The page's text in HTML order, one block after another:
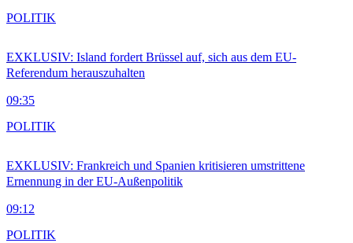
EXKLUSIV: Island fordert Brüssel auf, sich aus dem EU-
Referendum herauszuhalten
09:35
POLITIK
EXKLUSIV: Frankreich und Spanien kritisieren umstrittene
Ernennung in der EU-Außenpolitik
09:12
POLITIK
POLITIK